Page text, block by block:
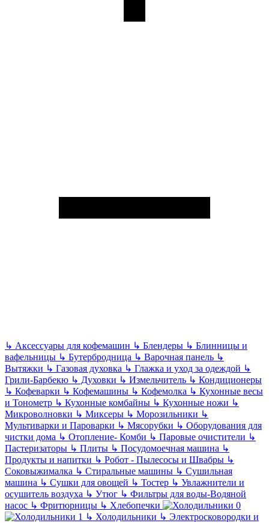
↳ Аксессуары для кофемашин ↳ Блендеры ↳ Блинницы и
вафельницы ↳ Бутербродница ↳ Варочная панель ↳
Вытяжки ↳ Газовая духовка ↳ Глажка и уход за одеждой ↳
Грили-Барбекю ↳ Духовки ↳ Измельчитель ↳ Кондиционеры
↳ Кофеварки ↳ Кофемашины ↳ Кофемолка ↳ Кухонные весы
и Тонометр ↳ Кухонные комбайны ↳ Кухонные ножи ↳
Микроволновки ↳ Миксеры ↳ Морозильники ↳
Мультиварки и Пароварки ↳ Мясорубки ↳ Оборудования для
чистки дома ↳ Отопление- Комби ↳ Паровые очистители ↳
Пастеризаторы ↳ Плиты ↳ Посудомоечная машина ↳
Продукты и напитки ↳ Робот - Пылесосы и Швабры ↳
Соковыжималка ↳ Стиральные машины ↳ Сушильная
машина ↳ Сушки для овощей ↳ Тостер ↳ Увлажнители и
осушитель воздуха ↳ Утюг ↳ Фильтры для воды-Водяной
насос ↳ Фритюрницы ↳ Хлебопечки
↳ Холодильники ↳ Электросковородки и